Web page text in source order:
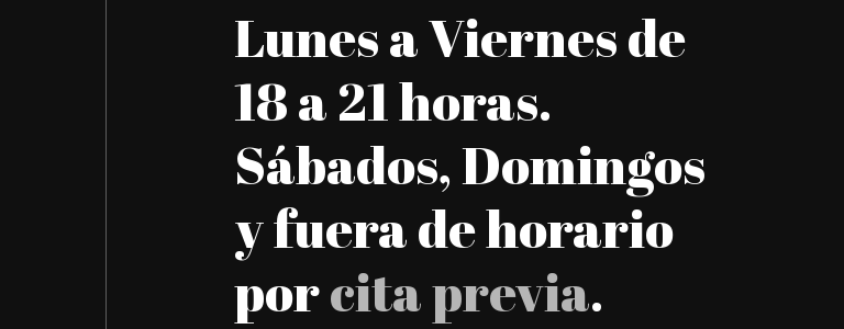
Lunes a Viernes de
18 a 21 horas.
Sábados, Domingos
y fuera de horario
porcita previa.